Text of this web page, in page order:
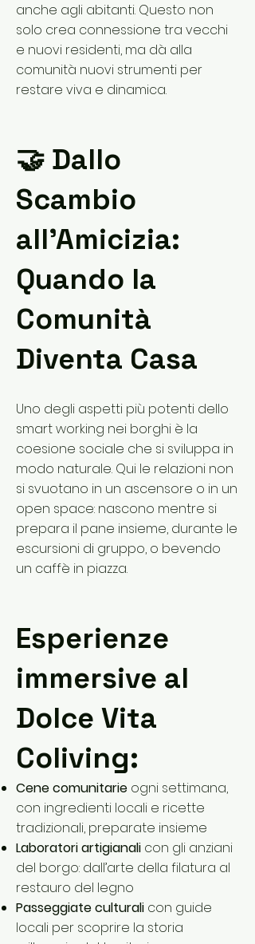
anche agli abitanti. Questo non
solo crea connessione tra vecchi
e nuovi residenti, ma dà alla
comunità nuovi strumenti per
restare viva e dinamica.
🤝 Dallo
Scambio
all’Amicizia:
Quando la
Comunità
Diventa Casa
Uno degli aspetti più potenti dello
smart working nei borghi è la
coesione sociale che si sviluppa in
modo naturale. Qui le relazioni non
si svuotano in un ascensore o in un
open space: nascono mentre si
prepara il pane insieme, durante le
escursioni di gruppo, o bevendo
un caffè in piazza.
Esperienze
immersive al
Dolce Vita
Coliving:
Cene comunitarie ogni settimana,
con ingredienti locali e ricette
tradizionali, preparate insieme
Laboratori artigianali con gli anziani
del borgo: dall’arte della filatura al
restauro del legno
Passeggiate culturali con guide
locali per scoprire la storia